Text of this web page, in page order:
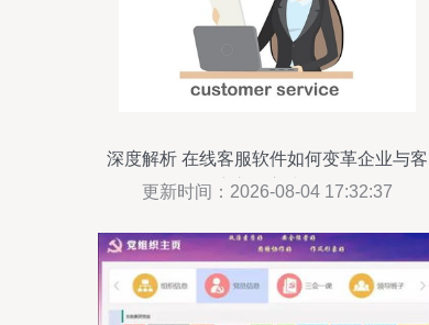
深度解析 在线客服软件如何变革企业与客
户交互方式？
更新时间：2026-08-04 17:32:37